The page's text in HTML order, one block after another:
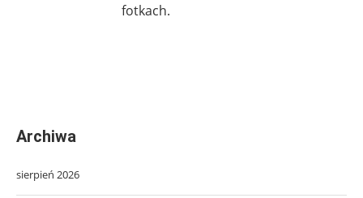
fotkach.
Archiwa
sierpień 2026